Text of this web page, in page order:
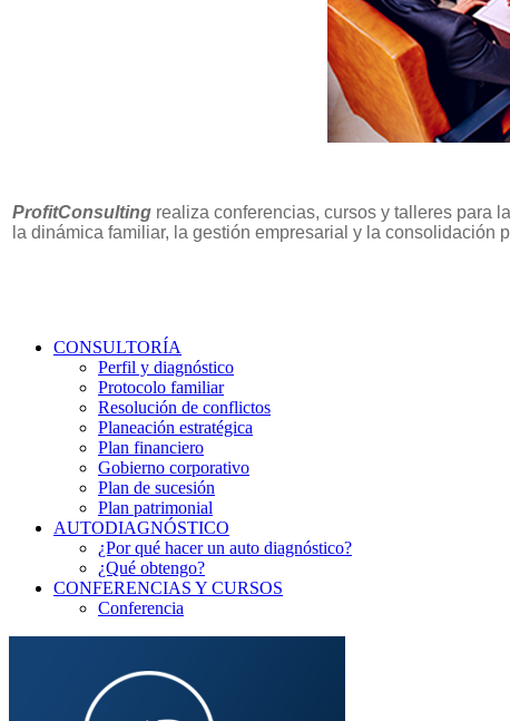
ProfitConsulting realiza conferencias, cursos y talleres para
la dinámica familiar, la gestión empresarial y la consolidación
CONSULTORÍA
Perfil y diagnóstico
Protocolo familiar
Resolución de conflictos
Planeación estratégica
Plan financiero
Gobierno corporativo
Plan de sucesión
Plan patrimonial
AUTODIAGNÓSTICO
¿Por qué hacer un auto diagnóstico?
¿Qué obtengo?
CONFERENCIAS Y CURSOS
Conferencia